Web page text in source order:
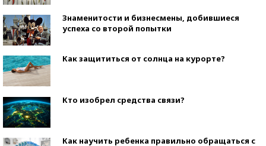
Знаменитости и бизнесмены, добившиеся
успеха со второй попытки
Как защититься от солнца на курорте?
Кто изобрел средства связи?
Как научить ребенка правильно обращаться с